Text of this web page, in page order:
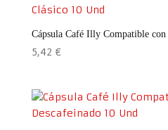
Cápsula Café Illy Compatible con
5,42 €